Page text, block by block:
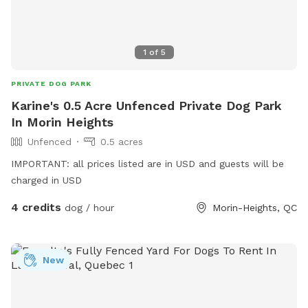
1 of 5
PRIVATE DOG PARK
Karine's 0.5 Acre Unfenced Private Dog Park
In Morin Heights
Unfenced
0.5 acres
IMPORTANT: all prices listed are in USD and guests will be
charged in USD
4 credits dog / hour Morin-Heights, QC
New